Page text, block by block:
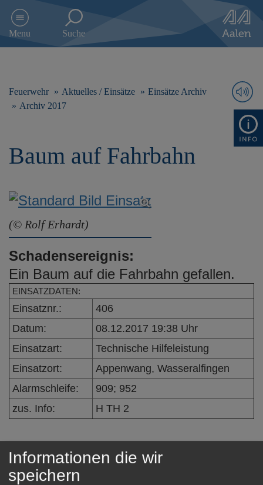
e
n
Menu Suche
Feuerwehr Aktuelles / Einsätze
Einsätze Archiv
Archiv 2017
Baum auf Fahrbahn
(© Rolf Erhardt)
Schadensereignis:
Ein Baum auf die Fahrbahn gefallen.
EINSATZDATEN:
Einsatznr.:
406
Datum:
08.12.2017 19:38 Uhr
Einsatzart:
Technische Hilfeleistung
Einsatzort:
Appenwang, Wasseralfingen
Alarmschleife:
909; 952
zus. Info:
H TH 2
Eingeleitete Maßnahmen /
Einsatzverlauf:
Informationen die wir
speichern